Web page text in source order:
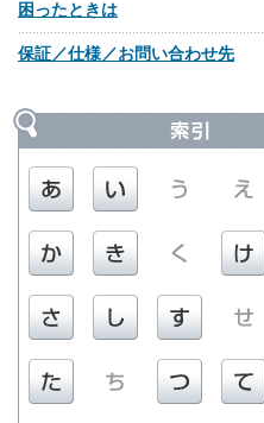
困ったときは
保証／仕様／お問い合わせ先